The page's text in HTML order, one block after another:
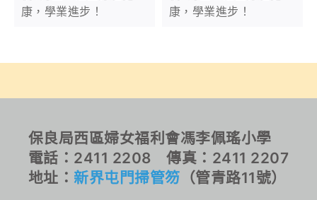
康，學業進步！
康，學業進步！
保良局西區婦女福利會馮李佩瑤小學
電話：2411 2208 傳真：2411 2207
地址： 新界屯門掃管笏 （管青路11號）